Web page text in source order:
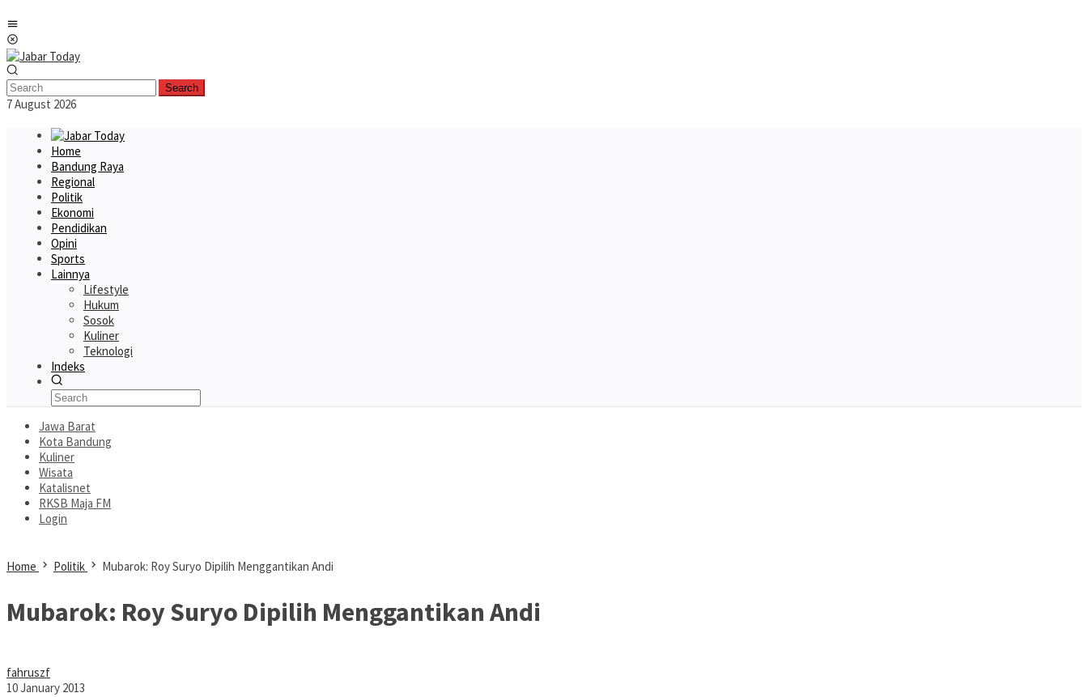
to
content
Search
7 August 2026
Home
Bandung Raya
Regional
Politik
Ekonomi
Pendidikan
Opini
Sports
Lainnya
Lifestyle
Hukum
Sosok
Kuliner
Teknologi
Indeks
Jawa Barat
Kota Bandung
Kuliner
Wisata
Katalisnet
RKSB Maja FM
Login
Home Politik Mubarok: Roy Suryo Dipilih Menggantikan Andi
Mubarok: Roy Suryo Dipilih Menggantikan Andi
fahruszf
10 January 2013